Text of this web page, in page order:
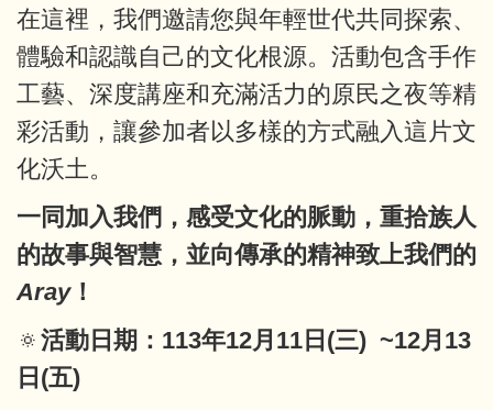
在這裡，我們邀請您與年輕世代共同探索、
體驗和認識自己的文化根源。活動包含手作
工藝、深度講座和充滿活力的原民之夜等精
彩活動，讓參加者以多樣的方式融入這片文
化沃土。
一同加入我們，感受文化的脈動，重拾族人
的故事與智慧，並向傳承的精神致上我們的
Aray！
🔅 活動日期：113年12月11日(三) ~12月13
日(五)